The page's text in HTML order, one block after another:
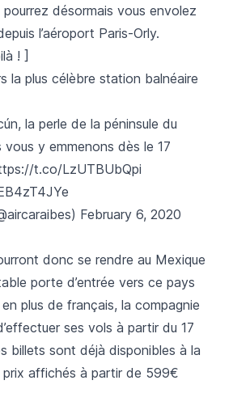
désormais vous envolez
l’aéroport Paris-Orly.
! ]
la plus célèbre station balnéaire
, la perle de la péninsule du
y emmenons dès le 17
t.co/LzUTBUbQpi
February 6, 2020
donc se rendre au Mexique
porte d’entrée vers ce pays
plus de français, la compagnie
ses vols à partir du 17
billets sont déjà disponibles à la
affichés à partir de 599€